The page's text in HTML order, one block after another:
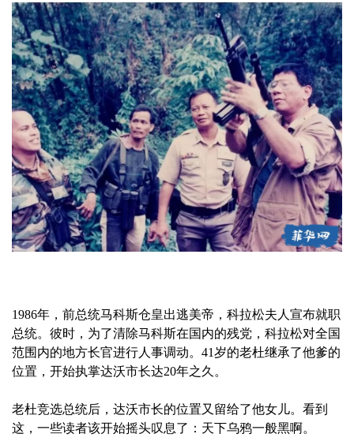
1986年，前总统马科斯仓皇出逃美帝，科拉松夫人宣布就职
总统。彼时，为了清除马科斯在国内的残党，科拉松对全国
范围内的地方长官进行人事调动。41岁的老杜继承了他爹的
位置，开始执掌达沃市长达20年之久。
老杜竞选总统后，达沃市长的位置又留给了他女儿。看到
这，一些读者该开始摇头叹息了：天下乌鸦一般黑啊。